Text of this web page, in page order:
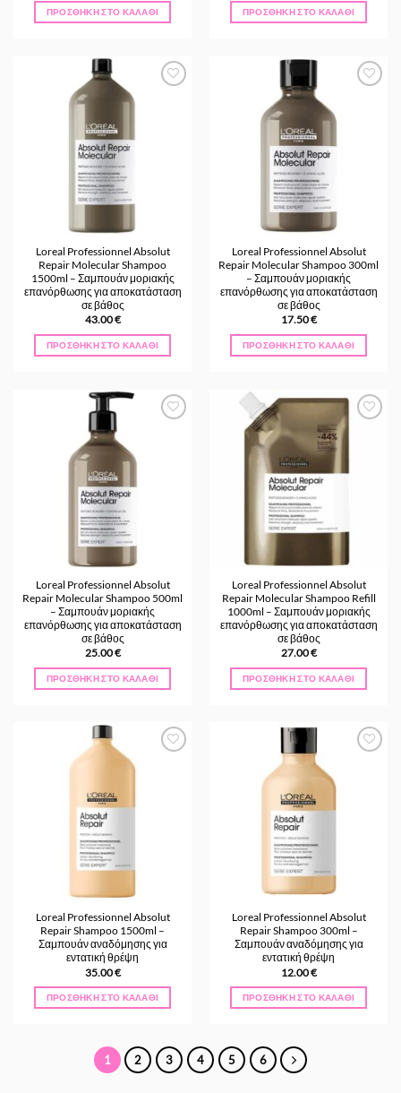
ΠΡΟΣΘΉΚΗ ΣΤΟ ΚΑΛΆΘΙ ΠΡΟΣΘΉΚΗ ΣΤΟ ΚΑΛΆΘΙ
Loreal Professionnel Absolut
Repair Molecular Shampoo
1500ml – Σαμπουάν μοριακής
επανόρθωσης για αποκατάσταση
σε βάθος
43.00€
ΠΡΟΣΘΉΚΗ ΣΤΟ ΚΑΛΆΘΙ
Αγαπημένα
Loreal Professionnel Absolut
Repair Molecular Shampoo 300ml
– Σαμπουάν μοριακής
επανόρθωσης για αποκατάσταση
σε βάθος
17.50€
ΠΡΟΣΘΉΚΗ ΣΤΟ ΚΑΛΆΘΙ
Loreal Professionnel Absolut
Repair Molecular Shampoo 500ml
– Σαμπουάν μοριακής
επανόρθωσης για αποκατάσταση
σε βάθος
25.00€
ΠΡΟΣΘΉΚΗ ΣΤΟ ΚΑΛΆΘΙ
Προσθήκη
Αγαπημένα
Loreal Professionnel Absolut
Repair Molecular Shampoo Refill
1000ml – Σαμπουάν μοριακής
επανόρθωσης για αποκατάσταση
σε βάθος
27.00€
ΠΡΟΣΘΉΚΗ ΣΤΟ ΚΑΛΆΘΙ
Loreal Professionnel Absolut
Repair Shampoo 1500ml –
Σαμπουάν αναδόμησης για
εντατική θρέψη
35.00€
ΠΡΟΣΘΉΚΗ ΣΤΟ ΚΑΛΆΘΙ
Αγαπημένα
Loreal Professionnel Absolut
Repair Shampoo 300ml –
Σαμπουάν αναδόμησης για
εντατική θρέψη
12.00€
ΠΡΟΣΘΉΚΗ ΣΤΟ ΚΑΛΆΘΙ
1 2 3 4 5 6